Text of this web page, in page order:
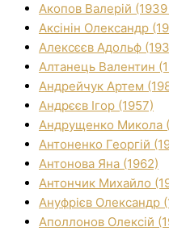
Акопов Валерій
Аксінін Олександр
Алексєєв Адольф
Алтанець Валентин
Андрейчук Артем
Андрєєв Ігор (1957)
Андрущенко Микола
Антоненко Георгій
Антонова Яна (1962)
Антончик Михайло
Ануфрієв Олександр
Аполлонов Олексій